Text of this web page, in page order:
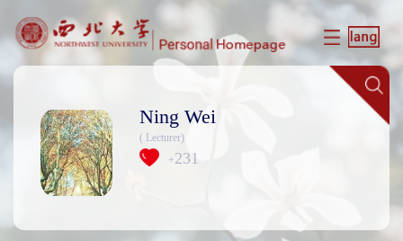
Ning Wei
( Lecturer)
+231